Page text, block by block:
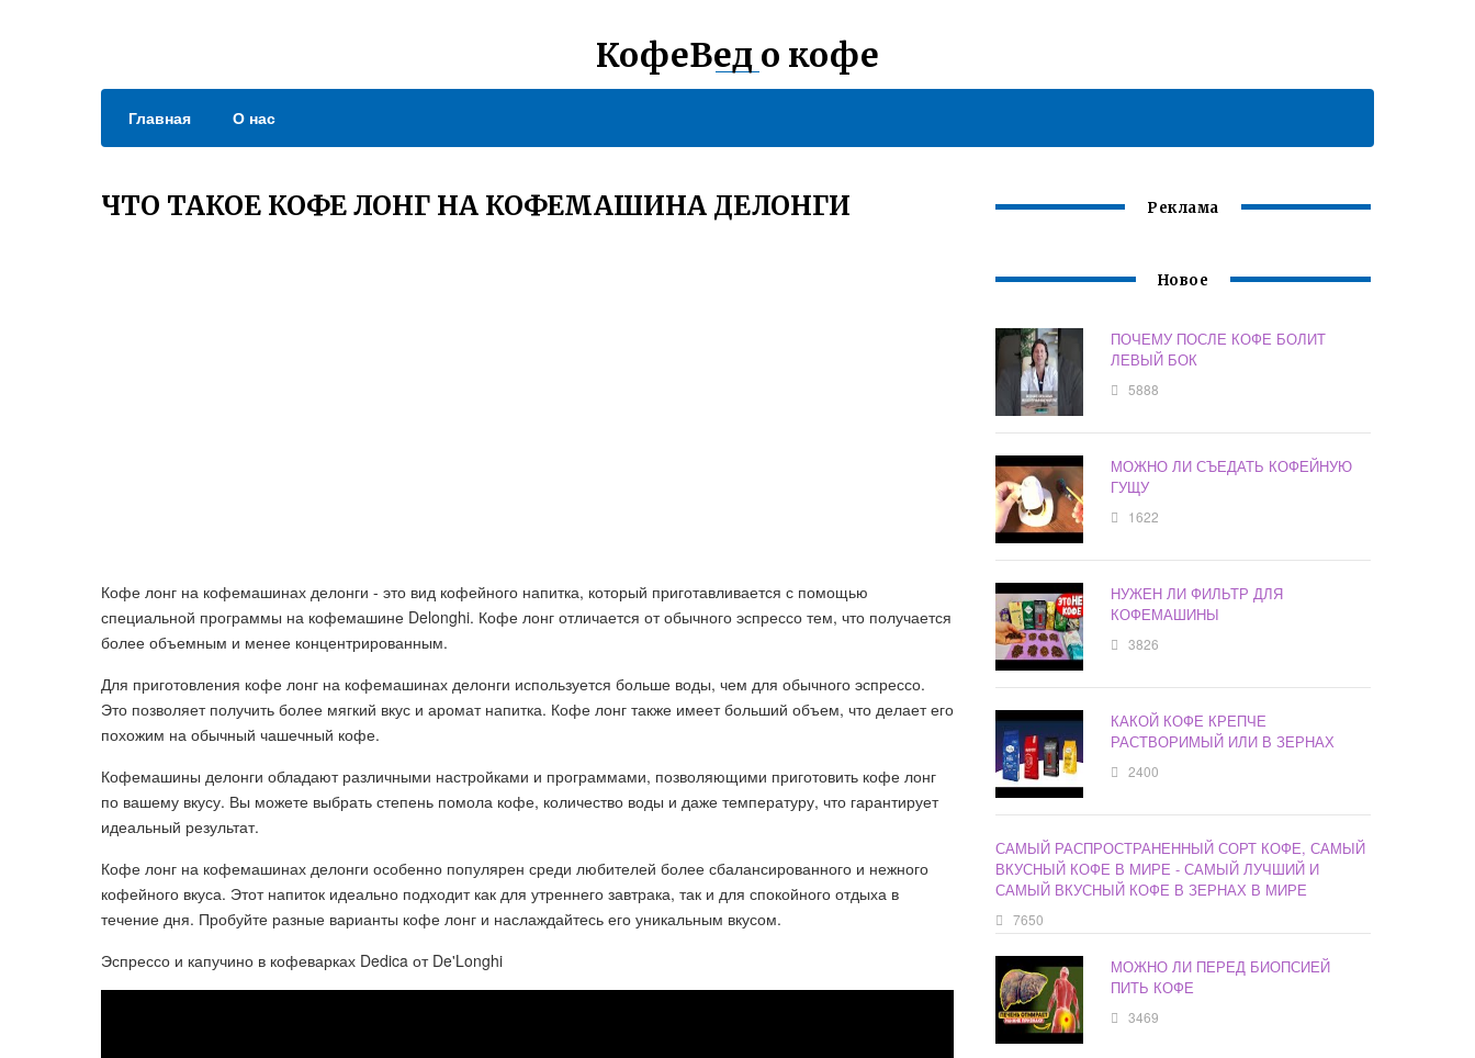
КофеВед о кофе
Главная О нас
ЧТО ТАКОЕ КОФЕ ЛОНГ НА КОФЕМАШИНА ДЕЛОНГИ
Кофе лонг на кофемашинах делонги - это вид кофейного напитка, который приготавливается с помощью
специальной программы на кофемашине Delonghi. Кофе лонг отличается от обычного эспрессо тем, что получается
более объемным и менее концентрированным.
Для приготовления кофе лонг на кофемашинах делонги используется больше воды, чем для обычного эспрессо.
Это позволяет получить более мягкий вкус и аромат напитка. Кофе лонг также имеет больший объем, что делает его
похожим на обычный чашечный кофе.
Кофемашины делонги обладают различными настройками и программами, позволяющими приготовить кофе лонг
по вашему вкусу. Вы можете выбрать степень помола кофе, количество воды и даже температуру, что гарантирует
идеальный результат.
Кофе лонг на кофемашинах делонги особенно популярен среди любителей более сбалансированного и нежного
кофейного вкуса. Этот напиток идеально подходит как для утреннего завтрака, так и для спокойного отдыха в
течение дня. Пробуйте разные варианты кофе лонг и наслаждайтесь его уникальным вкусом.
Эспрессо и капучино в кофеварках Dedica от De'Longhi
Реклама
Новое
ПОЧЕМУ ПОСЛЕ КОФЕ БОЛИТ
ЛЕВЫЙ БОК
5888
МОЖНО ЛИ СЪЕДАТЬ КОФЕЙНУЮ
ГУЩУ
1622
НУЖЕН ЛИ ФИЛЬТР ДЛЯ
КОФЕМАШИНЫ
3826
КАКОЙ КОФЕ КРЕПЧЕ
РАСТВОРИМЫЙ ИЛИ В ЗЕРНАХ
2400
САМЫЙ РАСПРОСТРАНЕННЫЙ СОРТ КОФЕ, САМЫЙ
ВКУСНЫЙ КОФЕ В МИРЕ - САМЫЙ ЛУЧШИЙ И
САМЫЙ ВКУСНЫЙ КОФЕ В ЗЕРНАХ В МИРЕ
7650
МОЖНО ЛИ ПЕРЕД БИОПСИЕЙ
ПИТЬ КОФЕ
3469